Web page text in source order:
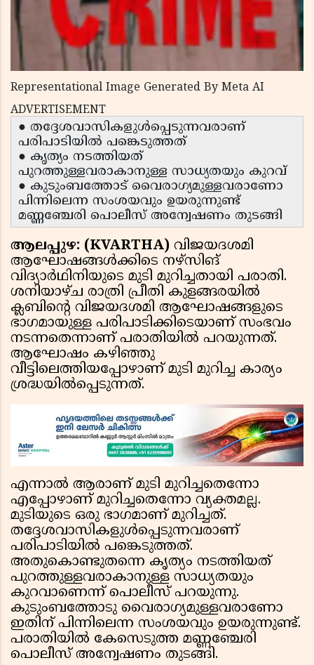
Representational Image Generated By Meta AI
ADVERTISEMENT
● തദ്ദേശവാസികളുള്‍പ്പെടുന്നവരാണ്
പരിപാടിയില്‍ പങ്കെടുത്തത്
● കൃത്യം നടത്തിയത്
പുറത്തുള്ളവരാകാനുള്ള സാധ്യതയും കുറവ്
● കുടുംബത്തോട് വൈരാഗ്യമുള്ളവരാണോ
പിന്നിലെന്ന സംശയവും ഉയരുന്നുണ്ട്
മണ്ണഞ്ചേരി പൊലീസ് അന്വേഷണം തുടങ്ങി
ആലപ്പുഴ: (KVARTHA) വിജയദശമി
ആഘോഷങ്ങള്‍ക്കിടെ നഴ്‌സിങ്
വിദ്യാര്‍ഥിനിയുടെ മുടി മുറിച്ചതായി പരാതി.
ശനിയാഴ്ച രാത്രി പ്രീതി കുളങ്ങരയില്‍
ക്ലബിന്റെ വിജയദശമി ആഘോഷങ്ങളുടെ
ഭാഗമായുള്ള പരിപാടിക്കിടെയാണ് സംഭവം
നടന്നതെന്നാണ് പരാതിയില്‍ പറയുന്നത്.
ആഘോഷം കഴിഞ്ഞു
വീട്ടിലെത്തിയപ്പോഴാണ് മുടി മുറിച്ച കാര്യം
ശ്രദ്ധയില്‍പ്പെടുന്നത്.
എന്നാല്‍ ആരാണ് മുടി മുറിച്ചതെന്നോ
എപ്പോഴാണ് മുറിച്ചതെന്നോ വ്യക്തമല്ല.
മുടിയുടെ ഒരു ഭാഗമാണ് മുറിച്ചത്.
തദ്ദേശവാസികളുള്‍പ്പെടുന്നവരാണ്
പരിപാടിയില്‍ പങ്കെടുത്തത്.
അതുകൊണ്ടുതന്നെ കൃത്യം നടത്തിയത്
പുറത്തുള്ളവരാകാനുള്ള സാധ്യതയും
കുറവാണെന്ന് പൊലീസ് പറയുന്നു.
കുടുംബത്തോടു വൈരാഗ്യമുള്ളവരാണോ
ഇതിന് പിന്നിലെന്ന സംശയവും ഉയരുന്നുണ്ട്.
പരാതിയില്‍ കേസെടുത്ത മണ്ണഞ്ചേരി
പൊലീസ് അന്വേഷണം തുടങ്ങി.